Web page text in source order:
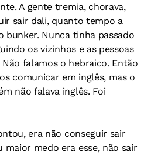
A gente tremia, chorava,
sair dali, quanto tempo a
bunker. Nunca tinha passado
os vizinhos e as pessoas
falamos o hebraico. Então
comunicar em inglês, mas o
não falava inglês. Foi
era não conseguir sair
maior medo era esse, não sair